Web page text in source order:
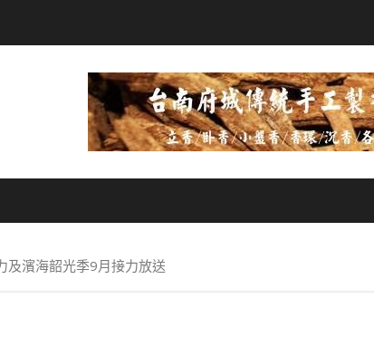
及濱海韶光季9月接力放送